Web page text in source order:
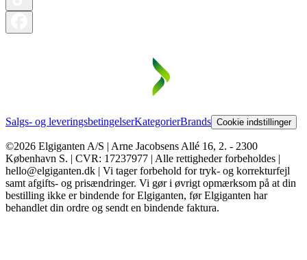
Salgs- og leveringsbetingelserKategorierBrands Cookie indstillinger
©2026 Elgiganten A/S | Arne Jacobsens Allé 16, 2. - 2300
København S. | CVR: 17237977 | Alle rettigheder forbeholdes |
hello@elgiganten.dk | Vi tager forbehold for tryk- og korrekturfejl
samt afgifts- og prisændringer. Vi gør i øvrigt opmærksom på at din
bestilling ikke er bindende for Elgiganten, før Elgiganten har
behandlet din ordre og sendt en bindende faktura.